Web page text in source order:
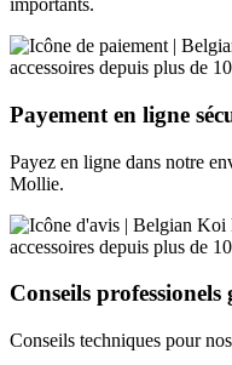
importants.
Payement en ligne
Payez en ligne dans notre
Mollie.
Conseils professionels
Conseils techniques pour nos